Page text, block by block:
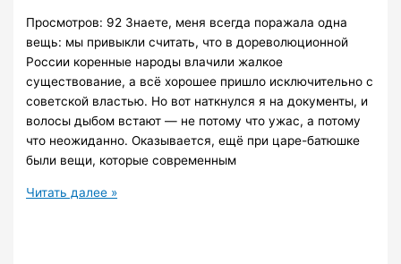
купе
под
скос
Просмотров: 92 Знаете, меня всегда поражала одна
вещь: мы привыкли считать, что в дореволюционной
России коренные народы влачили жалкое
существование, а всё хорошее пришло исключительно с
советской властью. Но вот наткнулся я на документы, и
волосы дыбом встают — не потому что ужас, а потому
что неожиданно. Оказывается, ещё при царе-батюшке
были вещи, которые современным
Пить
Читать далее »